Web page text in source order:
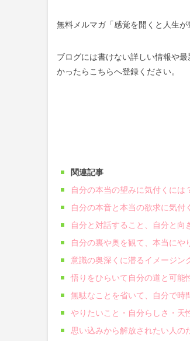
無料メルマガ「感覚を開くと人生
ブログには書けない詳しい情報や
かったらこちらへ登録ください。
関連記事
自分の本当の望みに気付くには
自分の本音と本当の欲求に気付
自分と対話すること、自分と向
自分の裏や奥を観て、本当にや
意識の奥深くに潜るイメージン
悟りをひらいて自分の道と可能
無駄なことを省いて、自分で時
やりたいこと・自分らしさ・天
思い込みから解放されたい人の